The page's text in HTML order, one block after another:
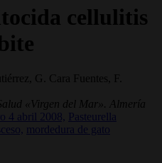
cellulitis
G. Cara Fuentes, F.
«Virgen del Mar». Almería
4 abril 2008,
Pasteurella
mordedura de gato